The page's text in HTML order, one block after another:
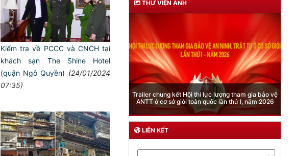
Kiểm tra về PCCC và CNCH tại
khách sạn The Shine Hotel
(quận Ngô Quyền) (24/01/2024
07:35)
THƯ VIỆN ẢNH
Phòng Quản lý xuất nhập cảnh: Hướng dẫn những
quy định mới trong lĩnh vực xuất cảnh, nhập cảnh
của công dân việt nam từ ngày 01/7/2026
LIÊN KẾT